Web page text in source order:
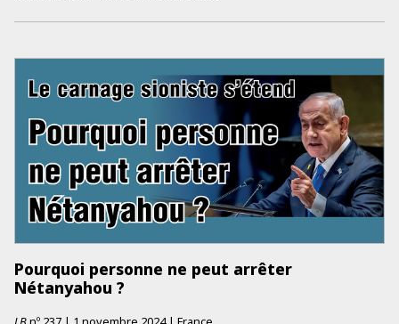
Pourquoi personne ne peut arrêter
Nétanyahou ?